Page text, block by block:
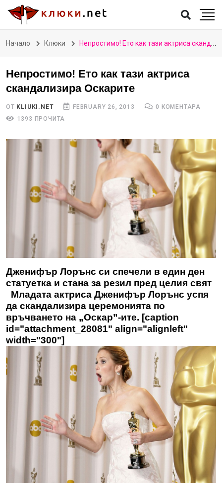
Начало Клюки Непростимо! Ето как тази актриса скандализира Оскарите
Непростимо! Ето как тази актриса
скандализира Оскарите
ОТ KLIUKI.NET FEBRUARY 26, 2013
0 КОМЕНТАРА
1393 ПРОЧИТА
Дженифър Лорънс си спечели в един ден
статуетка и стана за резил пред целия свят
Младата актриса Дженифър Лорънс успя
да скандализира церемонията по
връчването на „Оскар”-ите. [caption
id="attachment_28081" align="alignleft"
width="300"]